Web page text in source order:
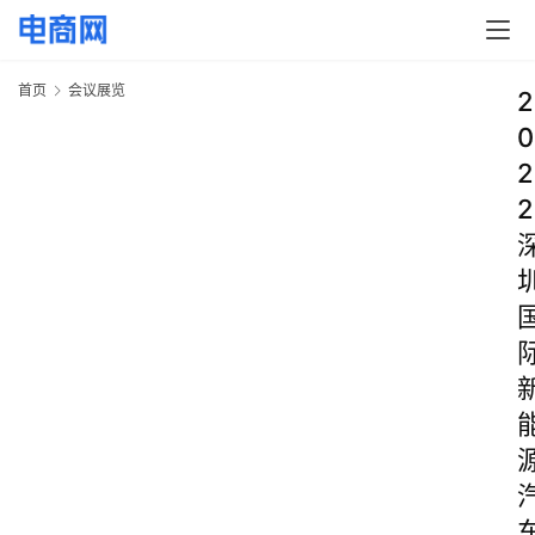
首页 会议展览
2
0
2
2